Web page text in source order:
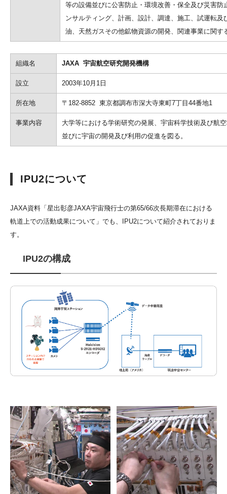
等の設備並びに公害防止・環境改善・保全及び災害防
ンサルティング、計画、設計、調達、施工、試運転及
油、天然ガスその他鉱物資源の開発、関連事業に関す
組織名 JAXA 宇宙航空研究開発機構
設立 2003年10月1日
所在地 〒182-8852 東京都調布市深大寺東町7丁目44番地1
事業内容
大学等における学術研究の発展、宇宙科学技術及び航
並びに宇宙の開発及び利用の促進を図る。
IPU2について
JAXA資料「星出彰彦JAXA宇宙飛行士の第65/66次長期滞在における
軌道上での活動成果について」でも、IPU2について紹介されておりま
す。
IPU2の構成